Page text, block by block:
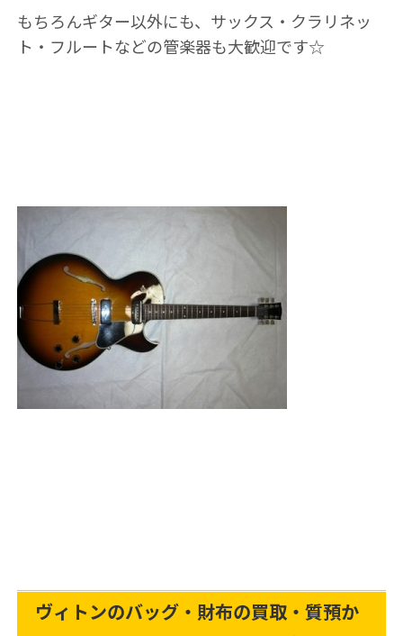
もちろんギター以外にも、サックス・クラリネッ
ト・フルートなどの管楽器も大歓迎です☆
ヴィトンのバッグ・財布の買取・質預か